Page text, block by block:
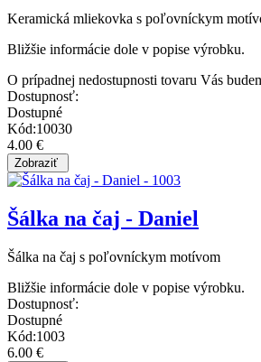
Keramická mliekovka s poľovníckym
Bližšie informácie dole v popise výrobku.
O prípadnej nedostupnosti tovaru Vás
Dostupnosť:
Dostupné
Kód:10030
4.00 €
Šálka na čaj - Daniel
Šálka na čaj s poľovníckym motívom
Bližšie informácie dole v popise výrobku.
Dostupnosť:
Dostupné
Kód:1003
6.00 €